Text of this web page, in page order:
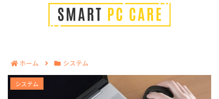
ホーム システム
タスクバーを左寄せにする基本手順｜Windows11で使
いやすいデスクトップに整える！
システム